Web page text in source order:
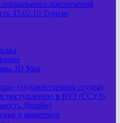
социального обеспечения
43.02.10 Туризм
3D Max
(художественная студия)
к поступлению в ВУЗ (ССУЗ)
Дизайн)
и живописи